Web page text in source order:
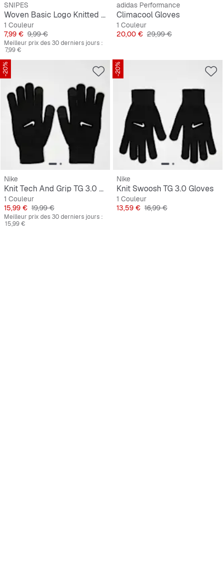
SNIPES
Woven Basic Logo Knitted Gloves black
1 Couleur
Prix
7,99 € Prix original
9,99 €
Meilleur prix des 30 derniers jours :
7,99 €
adidas Performance
Climacool Gloves
1 Couleur
Prix
20,00 € Prix original
29,99 €
-20%
Nike
Knit Tech And Grip TG 3.0 Gloves
1 Couleur
Prix
15,99 € Prix original
19,99 €
Meilleur prix des 30 derniers jours :
15,99 €
-20%
Nike
Knit Swoosh TG 3.0 Gloves
1 Couleur
Prix
13,59 € Prix original
16,99 €